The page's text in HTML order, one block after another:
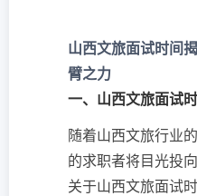
山西文旅面试时间
臂之力
一、山西文旅面试
随着山西文旅行业
的求职者将目光投
关于山西文旅面试